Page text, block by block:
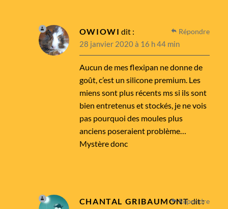
OWIOWI dit :
28 janvier 2020 à 16 h 44 min
Aucun de mes flexipan ne donne de
goût, c’est un silicone premium. Les
miens sont plus récents ms si ils sont
bien entretenus et stockés, je ne vois
pas pourquoi des moules plus
anciens poseraient problème…
Mystère donc
Répondre
CHANTAL GRIBAUMONTdit :
Répondre